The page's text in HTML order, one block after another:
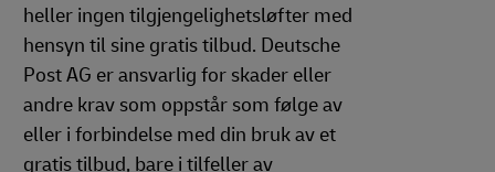
heller ingen tilgjengelighetsløfter med
hensyn til sine gratis tilbud. Deutsche
Post AG er ansvarlig for skader eller
andre krav som oppstår som følge av
eller i forbindelse med din bruk av et
gratis tilbud, bare i tilfeller av